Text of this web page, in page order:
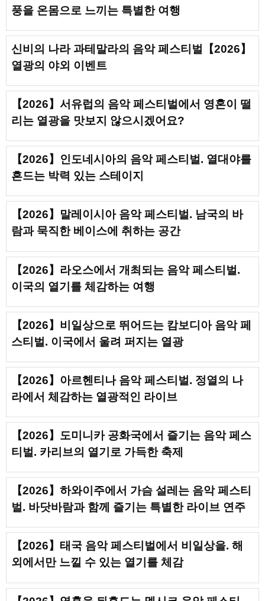
풍을 온몸으로 느끼는 특별한 여행
신비의 나라 과테말라의 음악 페스티벌【2026】
열광의 야외 이벤트
【2026】서유럽의 음악 페스티벌에서 영혼이 떨
리는 열광을 맛보지 않으시겠어요?
【2026】인도네시아의 음악 페스티벌. 열대야를
흔드는 박력 있는 스테이지
【2026】말레이시아 음악 페스티벌. 남국의 바
람과 묵직한 베이스에 취하는 공간
【2026】라오스에서 개최되는 음악 페스티벌.
이국의 열기를 체감하는 여행
【2026】비일상으로 뛰어드는 캄보디아 음악 페
스티벌. 이국에서 울려 퍼지는 열광
【2026】아르헨티나 음악 페스티벌. 정열의 나
라에서 체감하는 열광적인 라이브
【2026】도미니카 공화국에서 즐기는 음악 페스
티벌. 카리브의 열기로 가득한 축제
【2026】하와이주에서 가슴 설레는 음악 페스티
벌. 바닷바람과 함께 즐기는 특별한 라이브 연주
【2026】태국 음악 페스티벌에서 비일상을. 해
외에서만 느낄 수 있는 열기를 체감